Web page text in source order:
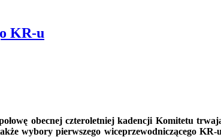
KR-u
obecnej czteroletniej kadencji Komitetu
wybory pierwszego wiceprzewodniczącego